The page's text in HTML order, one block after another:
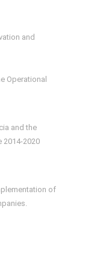
and
Operational
and the
2014-2020
of